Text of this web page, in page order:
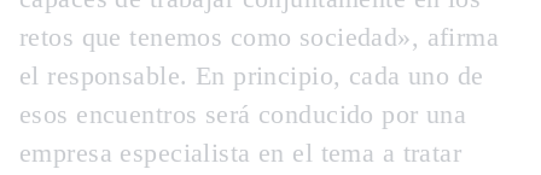
retos que tenemos como sociedad», afirma
el responsable. En principio, cada uno de
esos encuentros será conducido por una
empresa especialista en el tema a tratar